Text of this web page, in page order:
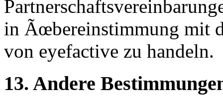
in Ãœbereinstimmung mit
von eyefactive zu handeln.
13. Andere